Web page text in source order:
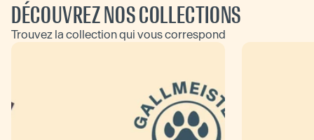
DÉCOUVREZ NOS COLLECTIONS
Trouvez la collection qui vous correspond